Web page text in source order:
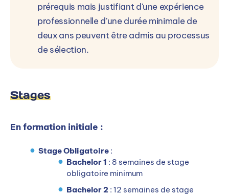
prérequis mais justifiant d'une expérience
professionnelle d'une durée minimale de
deux ans peuvent être admis au processus
de sélection.
Stages
En formation initiale :
Stage Obligatoire:
Bachelor 1 : 8 semaines de stage
obligatoire minimum
Bachelor 2 : 12 semaines de stage
12 Rue Magellan, 75008 Paris, France
Voir le campus